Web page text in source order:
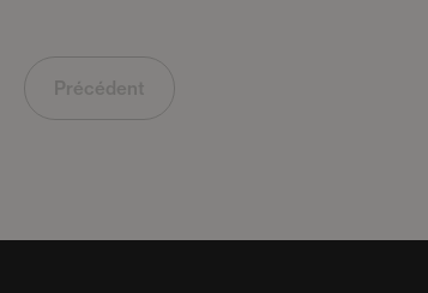
Précédent